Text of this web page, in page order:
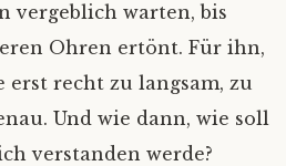
vergeblich warten, bis
Ohren ertönt. Für ihn,
erst recht zu langsam, zu
Und wie dann, wie soll
verstanden werde?